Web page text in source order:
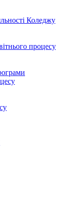
Коледжу
процесу